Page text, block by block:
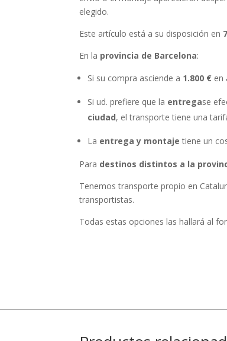
elegido.
Este artículo está a su disposición en
En la provincia de Barcelona:
Si su compra asciende a 1.800 € en
Si ud. prefiere que la entregase
ciudad, el transporte tiene una
La entrega y montaje tiene un
Para destinos distintos a la
Tenemos transporte propio en
transportistas.
Todas estas opciones las hallará al